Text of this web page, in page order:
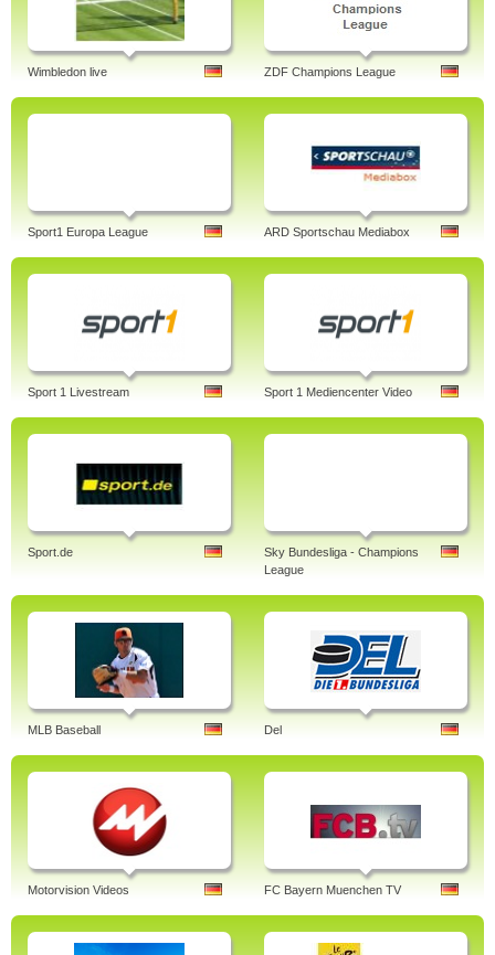
Wimbledon live ZDF Champions League
Sport1 Europa League ARD Sportschau Mediabox
Sport 1 Livestream Sport 1 Mediencenter Video
Sport.de
Sky Bundesliga - Champions
League
MLB Baseball Del
Motorvision Videos FC Bayern Muenchen TV